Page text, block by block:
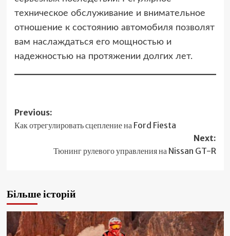
техническое обслуживание и внимательное
отношение к состоянию автомобиля позволят
вам наслаждаться его мощностью и
надежностью на протяжении долгих лет.
Post
navigation
Previous:
Как отрегулировать сцепление на Ford Fiesta
Next:
Тюнинг рулевого управления на Nissan GT-R
Більше історій